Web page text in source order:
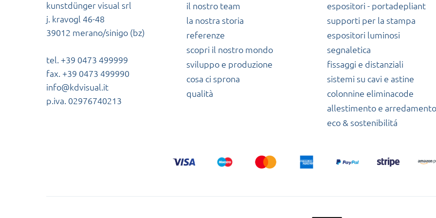
kunstdünger visual srl
j. kravogl 46-48
39012 merano/sinigo (bz)
tel. +39 0473 499999
fax. +39 0473 499990
info@kdvisual.it
p.iva. 02976740213
il nostro team
la nostra storia
referenze
scopri il nostro mondo
sviluppo e produzione
cosa ci sprona
qualità
espositori - portadepliant
supporti per la stampa
espositori luminosi
segnaletica
fissaggi e distanziali
sistemi su cavi e astine
colonnine eliminacode
allestimento e arredamento
eco & sostenibilitá